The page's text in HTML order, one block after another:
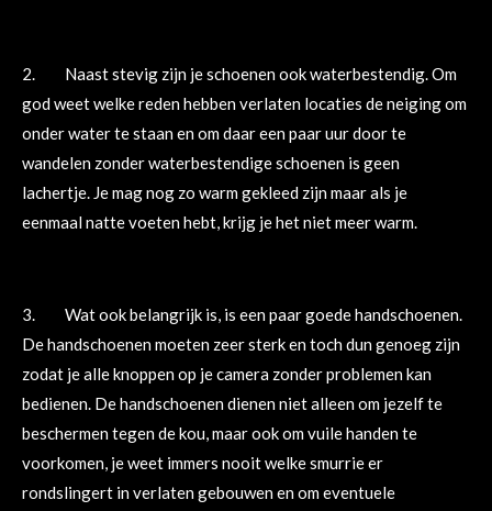
2. Naast stevig zijn je schoenen ook waterbestendig. Om
god weet welke reden hebben verlaten locaties de neiging om
onder water te staan en om daar een paar uur door te
wandelen zonder waterbestendige schoenen is geen
lachertje. Je mag nog zo warm gekleed zijn maar als je
eenmaal natte voeten hebt, krijg je het niet meer warm.
3. Wat ook belangrijk is, is een paar goede handschoenen.
De handschoenen moeten zeer sterk en toch dun genoeg zijn
zodat je alle knoppen op je camera zonder problemen kan
bedienen. De handschoenen dienen niet alleen om jezelf te
beschermen tegen de kou, maar ook om vuile handen te
voorkomen, je weet immers nooit welke smurrie er
rondslingert in verlaten gebouwen en om eventuele